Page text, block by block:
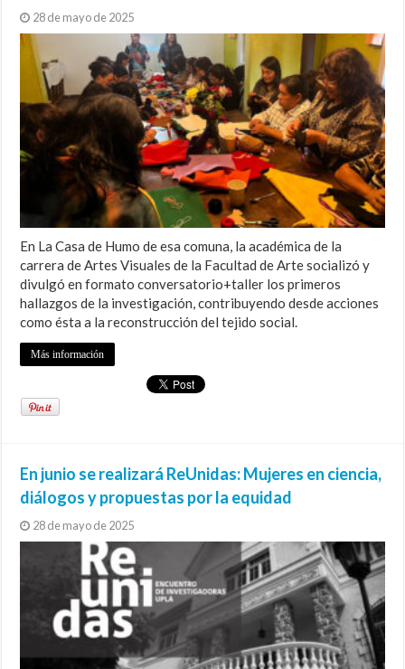
28 de mayo de 2025
En La Casa de Humo de esa comuna, la académica de la
carrera de Artes Visuales de la Facultad de Arte socializó y
divulgó en formato conversatorio+taller los primeros
hallazgos de la investigación, contribuyendo desde acciones
como ésta a la reconstrucción del tejido social.
Más información
En junio se realizará ReUnidas: Mujeres en ciencia,
diálogos y propuestas por la equidad
28 de mayo de 2025